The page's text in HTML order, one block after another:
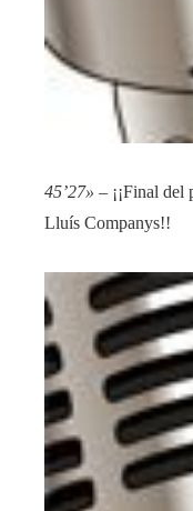
45’27» – ¡¡Final
Lluís Companys!!